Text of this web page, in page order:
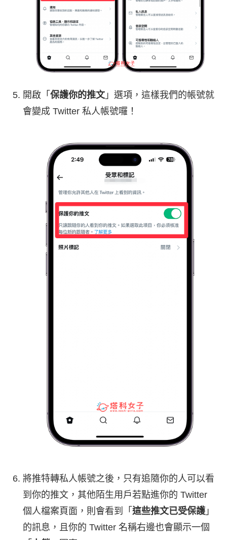
開啟「 保護你的推文 」選項，這樣我們的帳號就
會變成 Twitter 私人帳號囉！
將推特轉私人帳號之後，只有追隨你的人可以看
到你的推文，其他陌生用戶若點進你的 Twitter
個人檔案頁面，則會看到「 這些推文已受保護 」
的訊息，且你的 Twitter 名稱右邊也會顯示一個